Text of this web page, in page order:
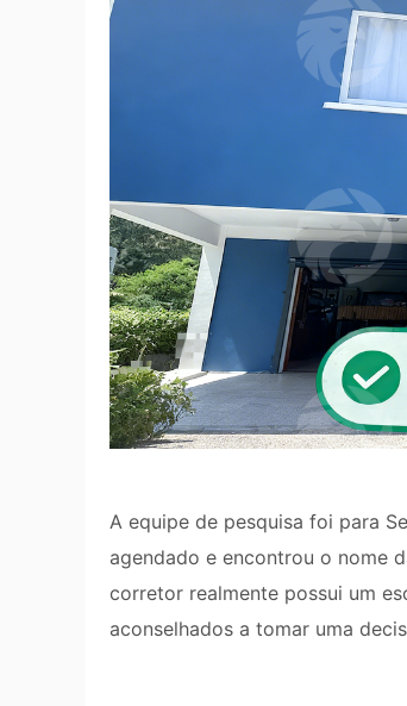
A equipe de pesquisa foi para
agendado e encontrou o nome
corretor realmente possui um
aconselhados a tomar uma